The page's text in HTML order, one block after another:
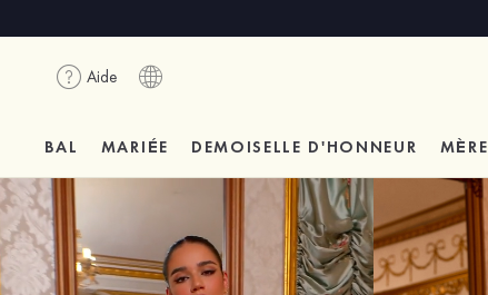
Aide
BAL MARIÉE DEMOISELLE D'HONNEUR MÈRE